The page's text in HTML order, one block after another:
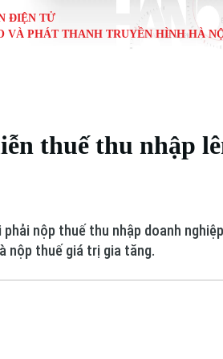
ĐIỆN TỬ
VÀ PHÁT THANH TRUYỀN HÌNH HÀ
trường
Đánh giá
Tuyển sinh Làng nghề Dinh
thuế thu nhập
nộp thuế thu nhập doanh
nộp thuế giá trị gia tăng.